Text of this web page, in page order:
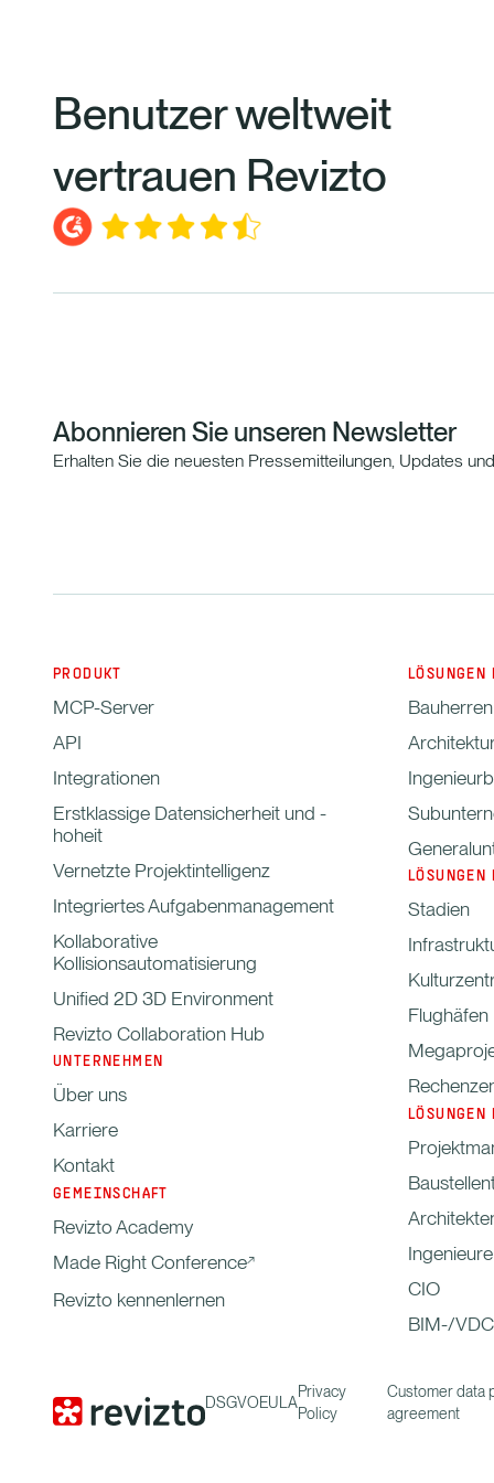
Benutzer weltweit
vertrauen Revizto
Abonnieren Sie unseren Newsletter
Erhalten Sie die neuesten Pressemitteilungen, Updates
PRODUKT
MCP-Server
API
Integrationen
Erstklassige Datensicherheit und -
hoheit
Vernetzte Projektintelligenz
Integriertes Aufgabenmanagement
Kollaborative
Kollisionsautomatisierung
Unified 2D 3D Environment
Revizto Collaboration Hub
UNTERNEHMEN
Über uns
Karriere
Kontakt
GEMEINSCHAFT
Revizto Academy
Made Right Conference
Revizto kennenlernen
LÖSUNGEN
Bauherren
LÖSUNGEN
Stadien
Flughäfen
LÖSUNGEN
Ingenieure
CIO
BIM-/
DSGVOEULA
Privacy
Policy
Customer data
agreement